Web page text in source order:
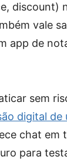
discount)
vale
app de
sem
digital de
chat em
para